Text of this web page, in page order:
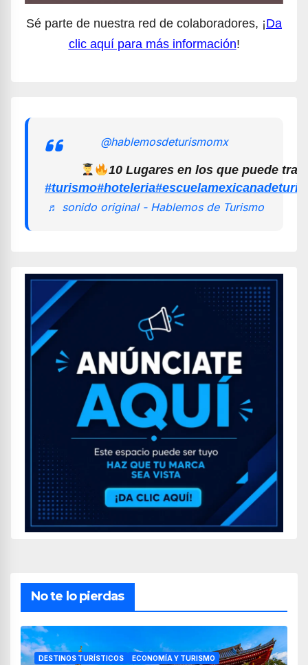
Sé parte de nuestra red de colaboradores, ¡Da
clic aquí para más información!
@hablemosdeturismomx
10 Lugares en los que puede
#turismo#hoteleria
♬ sonido original - Hablemos de Turismo
No te lo pierdas
DESTINOS TURÍSTICOS ECONOMÍA Y TURISMO